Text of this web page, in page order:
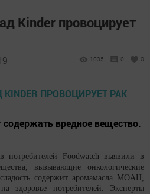
Kinder провоцирует
1035 0 0
вредное вещество.
потребителей Foodwatch выявили в
вызывающие онкологические
содержит аромамасла MOAH,
здоровье потребителей. Эксперты